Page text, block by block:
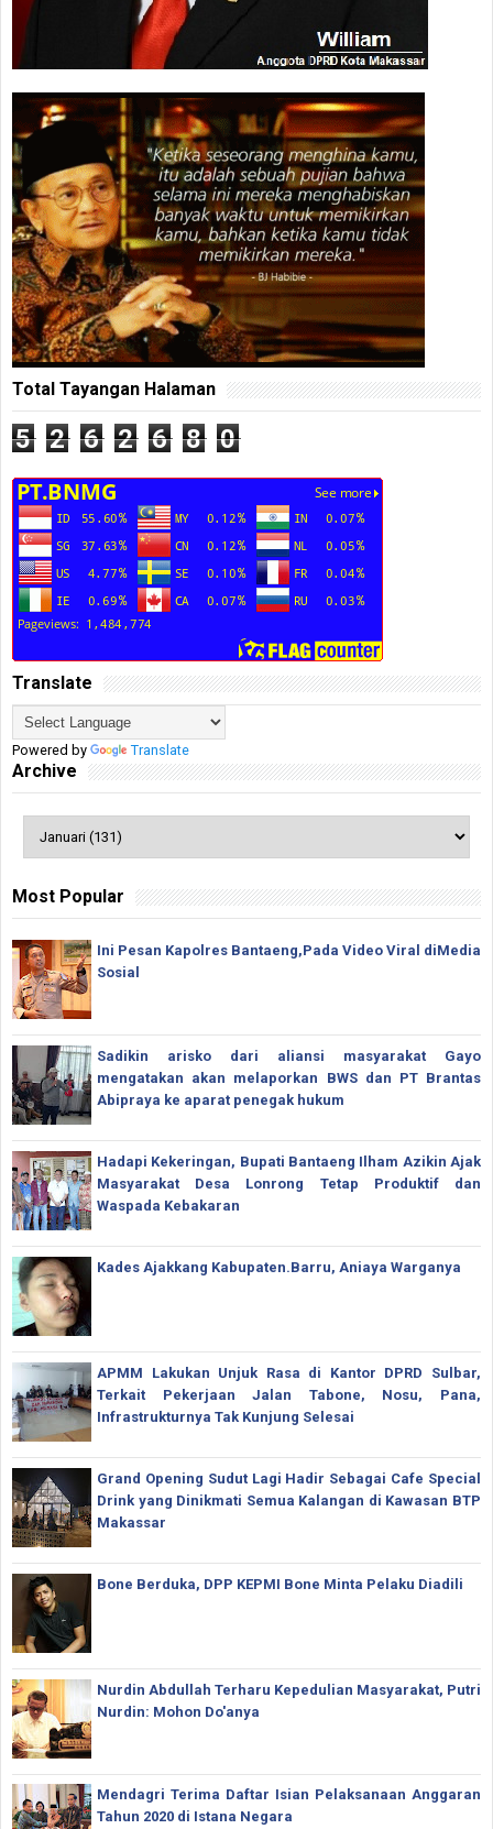
Total Tayangan Halaman
5 2 6 2 6 8 0
Translate
Powered by Translate
Archive
Most Popular
Ini Pesan Kapolres Bantaeng,Pada Video Viral diMedia
Sosial
Sadikin arisko dari aliansi masyarakat Gayo
mengatakan akan melaporkan BWS dan PT Brantas
Abipraya ke aparat penegak hukum
Hadapi Kekeringan, Bupati Bantaeng Ilham Azikin Ajak
Masyarakat Desa Lonrong Tetap Produktif dan
Waspada Kebakaran
Kades Ajakkang Kabupaten.Barru, Aniaya Warganya
APMM Lakukan Unjuk Rasa di Kantor DPRD Sulbar,
Terkait Pekerjaan Jalan Tabone, Nosu, Pana,
Infrastrukturnya Tak Kunjung Selesai
Grand Opening Sudut Lagi Hadir Sebagai Cafe Special
Drink yang Dinikmati Semua Kalangan di Kawasan BTP
Makassar
Bone Berduka, DPP KEPMI Bone Minta Pelaku Diadili
Nurdin Abdullah Terharu Kepedulian Masyarakat, Putri
Nurdin: Mohon Do'anya
Mendagri Terima Daftar Isian Pelaksanaan Anggaran
Tahun 2020 di Istana Negara